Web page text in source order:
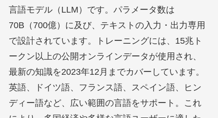
言語モデル（LLM）です。パラメータ数は
70B（700億）に及び、テキストの入力・出力専用
で設計されています。トレーニングには、15兆ト
ークン以上の公開オンラインデータが使用され、
最新の知識を2023年12月までカバーしています。
英語、ドイツ語、フランス語、スペイン語、ヒン
ディー語など、広い範囲の言語をサポート。これ